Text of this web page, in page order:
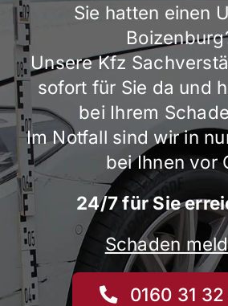
Sie hatten einen
Unsere Kfz
sofort für Sie da und
bei Ihrem
Im Notfall sind wir in
bei Ihnen vor
24/7 für Sie
Schaden
0160 31